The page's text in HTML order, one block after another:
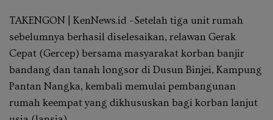
TAKENGON | KenNews.id –Setelah tiga unit rumah
sebelumnya berhasil diselesaikan, relawan Gerak
Cepat (Gercep) bersama masyarakat korban banjir
bandang dan tanah longsor di Dusun Binjei, Kampung
Pantan Nangka, kembali memulai pembangunan
rumah keempat yang dikhususkan bagi korban lanjut